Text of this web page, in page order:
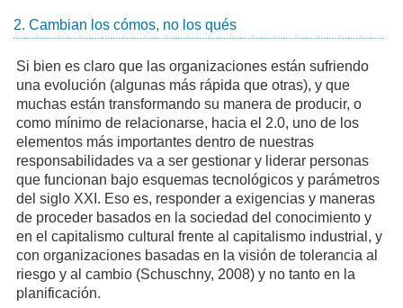
2. Cambian los cómos, no los qués
Si bien es claro que las organizaciones están sufriendo
una evolución (algunas más rápida que otras), y que
muchas están transformando su manera de producir, o
como mínimo de relacionarse, hacia el 2.0, uno de los
elementos más importantes dentro de nuestras
responsabilidades va a ser gestionar y liderar personas
que funcionan bajo esquemas tecnológicos y parámetros
del siglo XXI. Eso es, responder a exigencias y maneras
de proceder basados en la sociedad del conocimiento y
en el capitalismo cultural frente al capitalismo industrial, y
con organizaciones basadas en la visión de tolerancia al
riesgo y al cambio (Schuschny, 2008) y no tanto en la
planificación.